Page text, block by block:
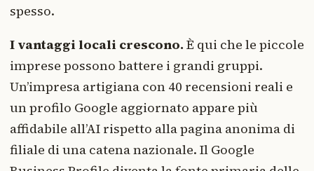
spesso.
I vantaggi locali crescono. È qui che le piccole
imprese possono battere i grandi gruppi.
Un’impresa artigiana con 40 recensioni reali e
un profilo Google aggiornato appare più
affidabile all’AI rispetto alla pagina anonima di
filiale di una catena nazionale. Il Google